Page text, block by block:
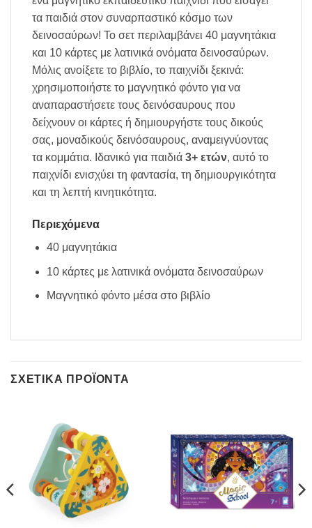
τα παιδιά στον συναρπαστικό κόσμο των
δεινοσαύρων! Το σετ περιλαμβάνει 40 μαγνητάκια
και 10 κάρτες με λατινικά ονόματα δεινοσαύρων.
Μόλις ανοίξετε το βιβλίο, το παιχνίδι ξεκινά:
χρησιμοποιήστε το μαγνητικό φόντο για να
αναπαραστήσετε τους δεινόσαυρους που
δείχνουν οι κάρτες ή δημιουργήστε τους δικούς
σας, μοναδικούς δεινόσαυρους, αναμειγνύοντας
τα κομμάτια. Ιδανικό για παιδιά 3+ ετών, αυτό το
παιχνίδι ενισχύει τη φαντασία, τη δημιουργικότητα
και τη λεπτή κινητικότητα.
Περιεχόμενα
40 μαγνητάκια
10 κάρτες με λατινικά ονόματα δεινοσαύρων
Μαγνητικό φόντο μέσα στο βιβλίο
ΣΧΕΤΙΚΆ ΠΡΟΪΌΝΤΑ